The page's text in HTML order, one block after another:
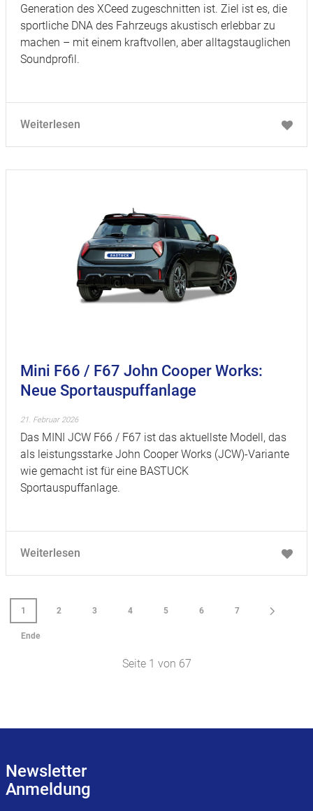
Generation des XCeed zugeschnitten ist. Ziel ist es, die
sportliche DNA des Fahrzeugs akustisch erlebbar zu
machen – mit einem kraftvollen, aber alltagstauglichen
Soundprofil.
Weiterlesen
Mini F66 / F67 John Cooper Works:
Neue Sportauspuffanlage
21. Februar 2026
Das MINI JCW F66 / F67 ist das aktuellste Modell, das
als leistungsstarke John Cooper Works (JCW)-Variante
wie gemacht ist für eine BASTUCK
Sportauspuffanlage.
Weiterlesen
1 2 3 4 5 6 7
Ende
Seite 1 von 67
Newsletter
Anmeldung